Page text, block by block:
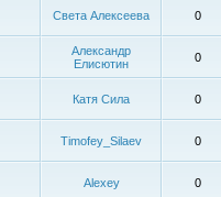
Света Алексеева 0
Александр
Елисютин
0
Катя Сила 0
Timofey_Silaev 0
Alexey 0